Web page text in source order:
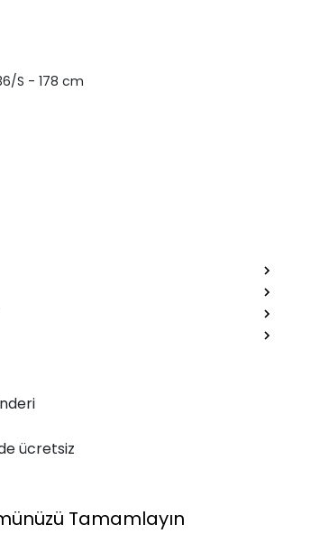
S - 178 cm
ücretsiz
Tamamlayın